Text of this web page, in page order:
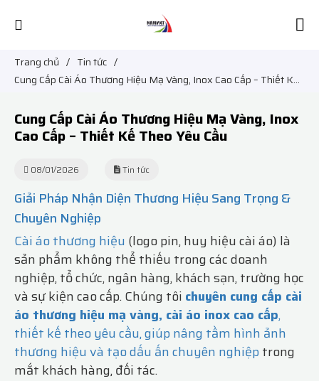
Trang chủ / Tin tức /
Cung Cấp Cài Áo Thương Hiệu Mạ Vàng, Inox Cao Cấp – Thiết Kế
Cung Cấp Cài Áo Thương Hiệu Mạ Vàng, Inox
Cao Cấp – Thiết Kế Theo Yêu Cầu
08/01/2026 Tin tức
Giải Pháp Nhận Diện Thương Hiệu Sang Trọng &
Chuyên Nghiệp
Cài áo thương hiệu (logo pin, huy hiệu cài áo) là
sản phẩm không thể thiếu trong các doanh
nghiệp, tổ chức, ngân hàng, khách sạn, trường học
và sự kiện cao cấp. Chúng tôi chuyên cung cấp cài
áo thương hiệu mạ vàng, cài áo inox cao cấp,
thiết kế theo yêu cầu, giúp nâng tầm hình ảnh
thương hiệu và tạo dấu ấn chuyên nghiệp trong
mắt khách hàng, đối tác.